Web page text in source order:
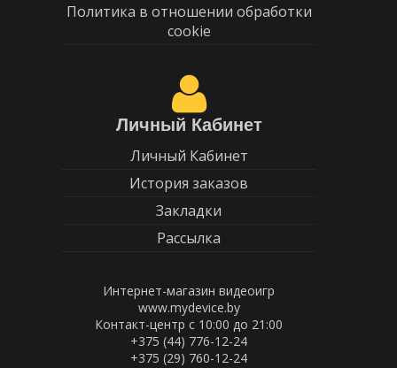
Политика в отношении обработки
cookie
Личный Кабинет
Личный Кабинет
История заказов
Закладки
Рассылка
Интернет-магазин видеоигр
www.mydevice.by
Контакт-центр с 10:00 до 21:00
+375 (44) 776-12-24
+375 (29) 760-12-24